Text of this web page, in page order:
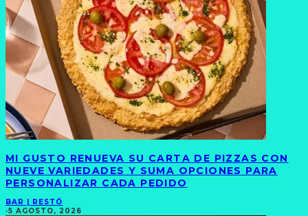
MI GUSTO RENUEVA SU CARTA DE PIZZAS CON
NUEVE VARIEDADES Y SUMA OPCIONES PARA
PERSONALIZAR CADA PEDIDO
BAR | RESTÓ
·5 AGOSTO, 2026